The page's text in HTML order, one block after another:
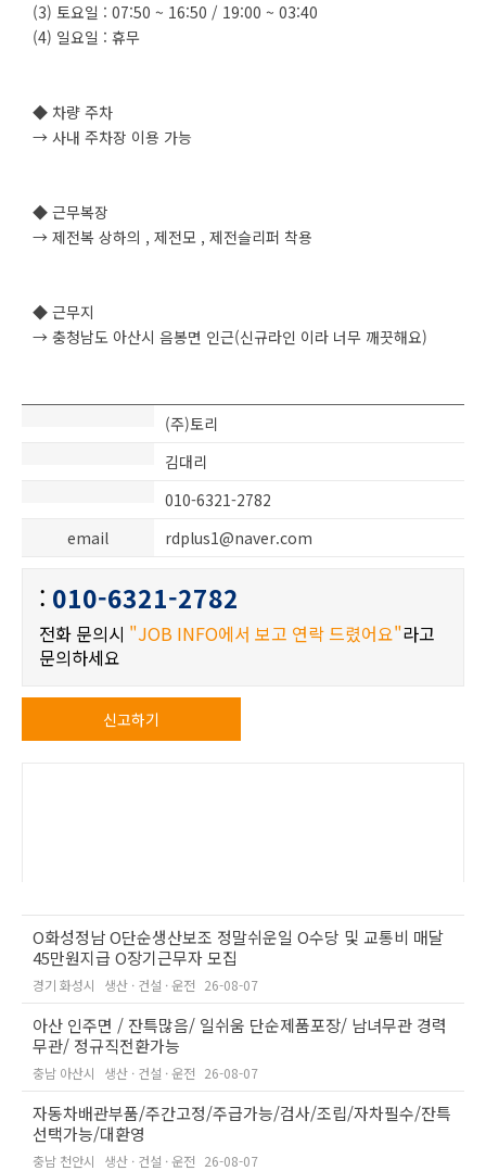
(3) 토요일 : 07:50 ~ 16:50 / 19:00 ~ 03:40
(4) 일요일 : 휴무
◆ 차량 주차
→ 사내 주차장 이용 가능
◆ 근무복장
→ 제전복 상하의 , 제전모 , 제전슬리퍼 착용
◆ 근무지
→ 충청남도 아산시 음봉면 인근(신규라인 이라 너무 깨끗해요)
(주)토리
김대리
010-6321-2782
email
rdplus1@naver.com
: 010-6321-2782
전화 문의시 "JOB INFO에서 보고 연락 드렸어요"라고
문의하세요
신고하기
O화성정남 O단순생산보조 정말쉬운일 O수당 및 교통비 매달
45만원지급 O장기근무자 모집
경기 화성시 생산 · 건설 · 운전 26-08-07
아산 인주면 / 잔특많음/ 일쉬움 단순제품포장/ 남녀무관 경력
무관/ 정규직전환가능
충남 아산시 생산 · 건설 · 운전 26-08-07
자동차배관부품/주간고정/주급가능/검사/조립/자차필수/잔특
선택가능/대환영
충남 천안시 생산 · 건설 · 운전 26-08-07